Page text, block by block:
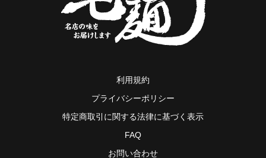
利用規約
プライバシーポリシー
特定商取引に関する法律に基づく表示
FAQ
お問い合わせ